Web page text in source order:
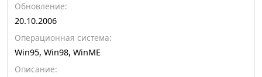
Обновление:
20.10.2006
Операционная система:
Win95, Win98, WinME
Описание: